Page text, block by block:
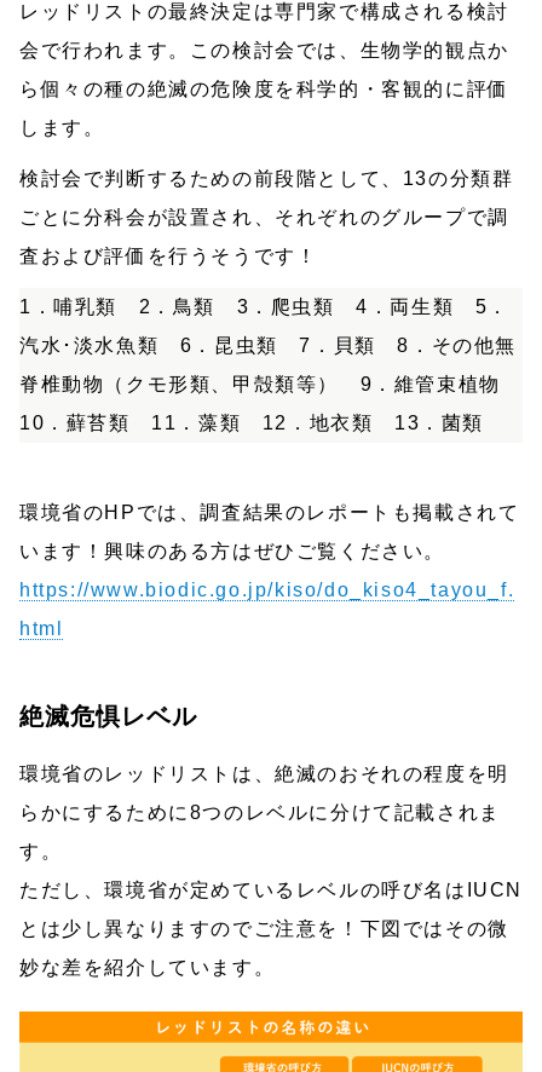
レッドリストの最終決定は専門家で構成される検討
会で行われます。この検討会では、生物学的観点か
ら個々の種の絶滅の危険度を科学的・客観的に評価
します。
検討会で判断するための前段階として、13の分類群
ごとに分科会が設置され、それぞれのグループで調
査および評価を行うそうです！
1．哺乳類 2．鳥類 3．爬虫類 4．両生類 5．
汽水･淡水魚類 6．昆虫類 7．貝類 8．その他無
脊椎動物（クモ形類、甲殻類等） 9．維管束植物
10．蘚苔類 11．藻類 12．地衣類 13．菌類
環境省のHPでは、調査結果のレポートも掲載されて
います！興味のある方はぜひご覧ください。
https://www.biodic.go.jp/kiso/do_kiso4_tayou_f.
html
絶滅危惧レベル
環境省のレッドリストは、絶滅のおそれの程度を明
らかにするために8つのレベルに分けて記載されま
す。
ただし、環境省が定めているレベルの呼び名はIUCN
とは少し異なりますのでご注意を！下図ではその微
妙な差を紹介しています。